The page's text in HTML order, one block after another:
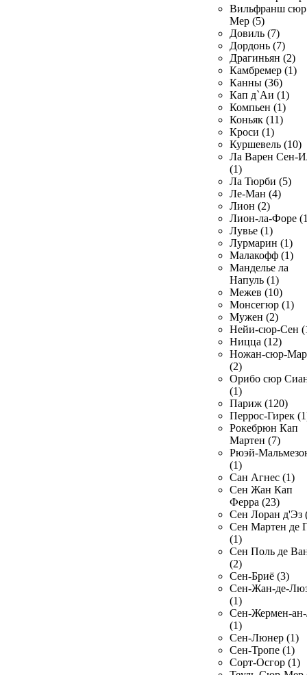
Вильфранш сюр
Мер (5)
Довиль (7)
Дордонь (7)
Драгиньян (2)
Камбремер (1)
Канны (36)
Кап д`Аи (1)
Компьен (1)
Коньяк (11)
Кроси (1)
Куршевель (10)
Ла Варен Сен-
(1)
Ла Тюрби (5)
Ле-Ман (4)
Лион (2)
Лион-ла-Форе
Лувье (1)
Лурмарин (1)
Малакофф (1)
Манделье ла
Напуль (1)
Межев (10)
Монсегюр (1)
Мужен (2)
Нейи-сюр-Сен
Ницца (12)
Ножан-сюр-
(2)
Орибо сюр
(1)
Париж (120)
Перрос-Гирек
Рокебрюн Кап
Мартен (7)
Рюэй-
(1)
Сан Агнес (1)
Сен Жан Кап
Ферра (23)
Сен Лоран д'Эз
Сен Мартен де
(1)
Сен Поль де
(2)
Сен-Бриё (3)
Сен-Жан-де-
(1)
Сен-Жермен-
(1)
Сен-Люнер (1)
Сен-Тропе (1)
Сорт-Осгор (1)